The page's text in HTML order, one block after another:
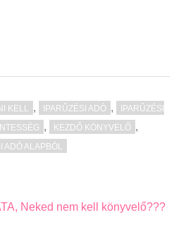
KELL , IPARŰZÉSI ADÓ ,
IPARŰZÉSI
, KEZDŐ KÖNYVELŐ ,
ADÓ ALAPBÓL
Neked nem kell könyvelő???